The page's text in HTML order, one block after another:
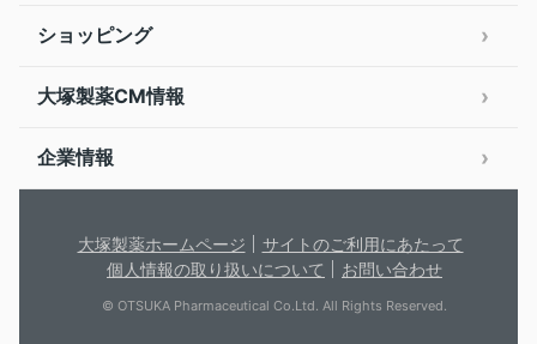
ショッピング
大塚製薬CM情報
企業情報
大塚製薬ホームページ
サイトのご利用にあたって
個人情報の取り扱いについて
お問い合わせ
© OTSUKA Pharmaceutical Co.Ltd. All Rights Reserved.